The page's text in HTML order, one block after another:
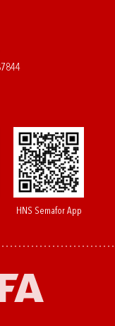
HNS Semafor App